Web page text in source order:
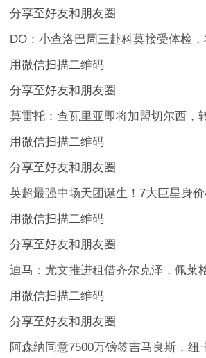
分享至好友和朋友圈
DO：小查洛巴周三赴科莫接受体检
用微信扫描二维码
分享至好友和朋友圈
莫雷托：查瓦里亚即将加盟切尔西，
用微信扫描二维码
分享至好友和朋友圈
英超最强中场天团诞生！7大巨星身
用微信扫描二维码
分享至好友和朋友圈
迪马：尤文推进租借齐尔克泽，佩莱
用微信扫描二维码
分享至好友和朋友圈
阿森纳同意7500万镑签吉马良斯，纽